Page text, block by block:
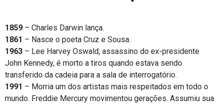
1859 – Charles Darwin lança.
1861 – Nasce o poeta Cruz e Sousa.
1963 – Lee Harvey Oswald, assassino do ex-presidente
John Kennedy, é morto a tiros quando estava sendo
transferido da cadeia para a sala de interrogatório.
1991 – Morria um dos artistas mais respeitados em todo o
mundo. Freddie Mercury movimentou gerações. Assumiu sua